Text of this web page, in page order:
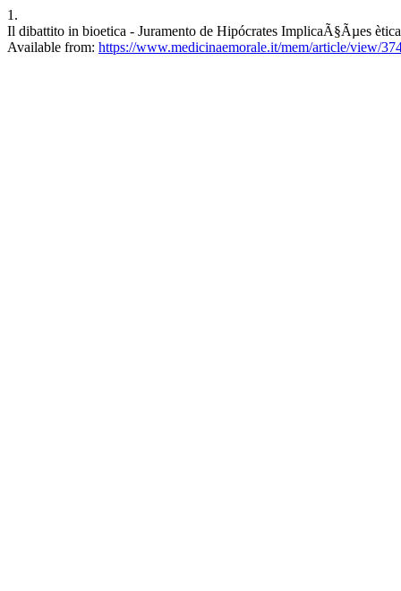
1.
Il dibattito in bioetica - Juramento de Hipócrates ImplicaÃ§Ãµes
Available from: https://www.medicinaemorale.it/mem/article/view/